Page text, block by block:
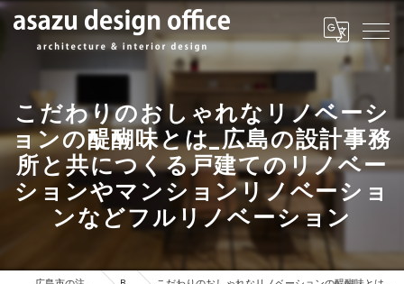
こだわりのおしゃれなリノベーシ
ョンの醍醐味とは_広島の設計事務
所と共につくる戸建てのリノベー
ションやマンションリノベーショ
ンなどフルリノベーション